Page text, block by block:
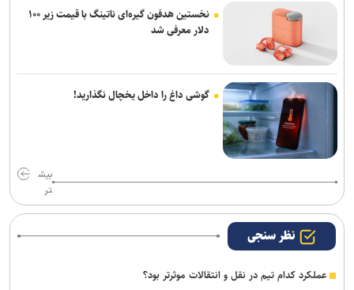
نخستین هدفون گیره‌ای ناتینگ با قیمت زیر ۱۰۰
دلار معرفی شد
گوشی داغ را داخل یخچال نگذارید!
بیش
تر
نظر سنجی
عملکرد کدام تیم در نقل و انتقالات موثرتر بود؟